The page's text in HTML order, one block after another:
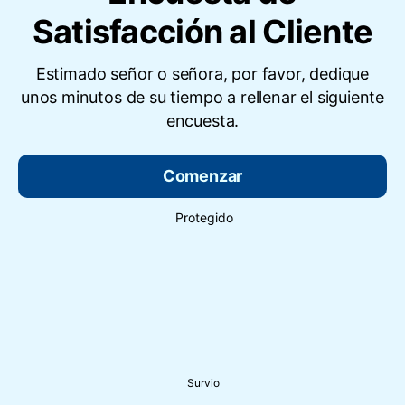
Satisfacción al Cliente
Estimado señor o señora, por favor, dedique
unos minutos de su tiempo a rellenar el siguiente
encuesta.
Comenzar
Protegido
Survio